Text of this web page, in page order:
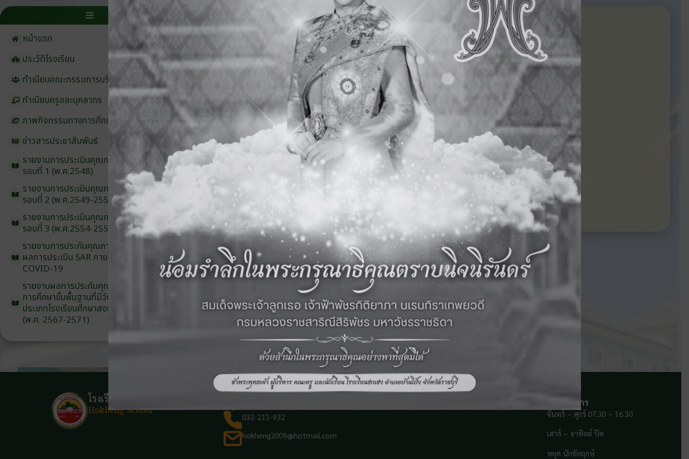
หน้าแรก
ประวัติโรงเรียน
ทำเนียบคณะกรรมการบริหาร
ทำเนียบครูและบุคลากร
ภาพกิจกรรมทางการศึกษา
ข่าวสารประชาสัมพันธ์
รายงานการประเมินคุณภาพภายนอก
รอบ⁠ที่ 1 (พ.ศ.2548)
รายงานการประเมินคุณภาพภายนอก
รอบ⁠ที่ 2 (พ.ศ.2549-2553)
รายงานการประเมินคุณภาพภายนอก
รอบ⁠ที่ 3 (พ.ศ.2554-2558)
รายงานการประกันคุณภาพ
ผลการประเมิน SARภายใต้
COVID-19
รายงานผลการประกันคุณภาพ
การศึกษาขั้นพื้นฐานที่มีวัตถุประสงค์
ประเภทโรงเรียนศึกษาสงเคราะห์
(พ.ศ. 2567-2571)
นางสาวกัญจณัฏฐ์กาล เทืองผล
โรงเรียนฮกเฮง
Hokheng School
032-211-932
hokheng2009@hotmail.com
เวลาทำการ
จันทร์ – ศุกร์ 07.30 – 16.30
เสาร์ – อาทิตย์ ปิด
หยุด นักขัตฤกษ์